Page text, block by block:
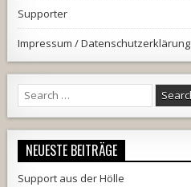
Supporter
Impressum / Datenschutzerklärung
Search
for:
NEUESTE BEITRÄGE
Support aus der Hölle